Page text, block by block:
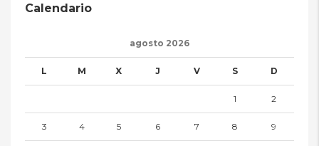
Calendario
agosto 2026
L M X J V S D
1 2
3 4 5 6 7 8 9